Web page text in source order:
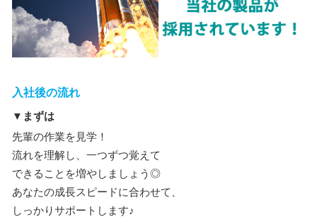
入社後の流れ
▼まずは
先輩の作業を見学！
流れを理解し、一つずつ覚えて
できることを増やしましょう◎
あなたの成長スピードに合わせて、
しっかりサポートします♪